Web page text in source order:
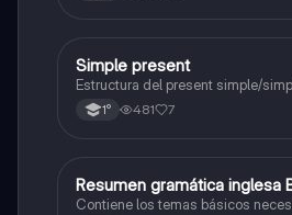
Inglés
Simple present
Estructura del present simple/
1° 481 7
Inglés
Resumen gramática inglesa
Contiene los temas básicos